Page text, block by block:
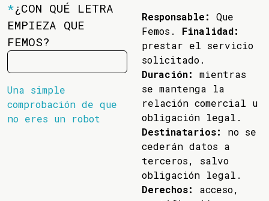
*¿CON QUÉ LETRA
EMPIEZA QUE
FEMOS?
Una simple
comprobación de que
no eres un robot
Responsable:
Que
Femos. Finalidad:
prestar el servicio
solicitado.
Duración:
mientras
se mantenga la
relación comercial u
obligación legal.
Destinatarios:
no se
cederán datos a
terceros, salvo
obligación legal.
Derechos:
acceso,